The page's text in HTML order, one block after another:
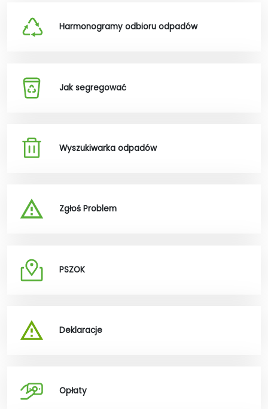
Harmonogramy odbioru odpadów
Jak segregować
Wyszukiwarka odpadów
Zgłoś Problem
PSZOK
Deklaracje
Opłaty